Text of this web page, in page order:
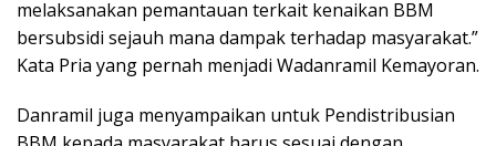
melaksanakan pemantauan terkait kenaikan BBM
bersubsidi sejauh mana dampak terhadap masyarakat.”
Kata Pria yang pernah menjadi Wadanramil Kemayoran.
Danramil juga menyampaikan untuk Pendistribusian